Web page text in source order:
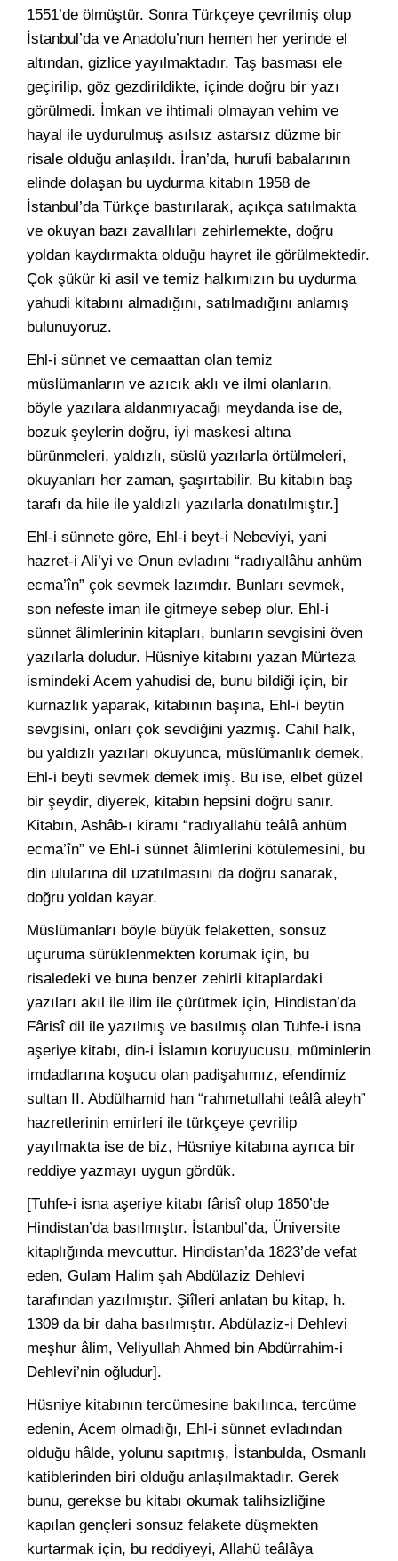
1551’de ölmüştür. Sonra Türkçeye çevrilmiş olup
İstanbul’da ve Anadolu’nun hemen her yerinde el
altından, gizlice yayılmaktadır. Taş basması ele
geçirilip, göz gezdirildikte, içinde doğru bir yazı
görülmedi. İmkan ve ihtimali olmayan vehim ve
hayal ile uydurulmuş asılsız astarsız düzme bir
risale olduğu anlaşıldı. İran’da, hurufi babalarının
elinde dolaşan bu uydurma kitabın 1958 de
İstanbul’da Türkçe bastırılarak, açıkça satılmakta
ve okuyan bazı zavallıları zehirlemekte, doğru
yoldan kaydırmakta olduğu hayret ile görülmektedir.
Çok şükür ki asil ve temiz halkımızın bu uydurma
yahudi kitabını almadığını, satılmadığını anlamış
bulunuyoruz.
Ehl-i sünnet ve cemaattan olan temiz
müslümanların ve azıcık aklı ve ilmi olanların,
böyle yazılara aldanmıyacağı meydanda ise de,
bozuk şeylerin doğru, iyi maskesi altına
bürünmeleri, yaldızlı, süslü yazılarla örtülmeleri,
okuyanları her zaman, şaşırtabilir. Bu kitabın baş
tarafı da hile ile yaldızlı yazılarla donatılmıştır.]
Ehl-i sünnete göre, Ehl-i beyt-i Nebeviyi, yani
hazret-i Ali’yi ve Onun evladını “radıyallâhu anhüm
ecma’în” çok sevmek lazımdır. Bunları sevmek,
son nefeste iman ile gitmeye sebep olur. Ehl-i
sünnet âlimlerinin kitapları, bunların sevgisini öven
yazılarla doludur. Hüsniye kitabını yazan Mürteza
ismindeki Acem yahudisi de, bunu bildiği için, bir
kurnazlık yaparak, kitabının başına, Ehl-i beytin
sevgisini, onları çok sevdiğini yazmış. Cahil halk,
bu yaldızlı yazıları okuyunca, müslümanlık demek,
Ehl-i beyti sevmek demek imiş. Bu ise, elbet güzel
bir şeydir, diyerek, kitabın hepsini doğru sanır.
Kitabın, Ashâb-ı kiramı “radıyallahü teâlâ anhüm
ecma’în” ve Ehl-i sünnet âlimlerini kötülemesini, bu
din ulularına dil uzatılmasını da doğru sanarak,
doğru yoldan kayar.
Müslümanları böyle büyük felaketten, sonsuz
uçuruma sürüklenmekten korumak için, bu
risaledeki ve buna benzer zehirli kitaplardaki
yazıları akıl ile ilim ile çürütmek için, Hindistan’da
Fârisî dil ile yazılmış ve basılmış olan Tuhfe-i isna
aşeriye kitabı, din-i İslamın koruyucusu, müminlerin
imdadlarına koşucu olan padişahımız, efendimiz
sultan II. Abdülhamid han “rahmetullahi teâlâ aleyh”
hazretlerinin emirleri ile türkçeye çevrilip
yayılmakta ise de biz, Hüsniye kitabına ayrıca bir
reddiye yazmayı uygun gördük.
[Tuhfe-i isna aşeriye kitabı fârisî olup 1850’de
Hindistan’da basılmıştır. İstanbul’da, Üniversite
kitaplığında mevcuttur. Hindistan’da 1823’de vefat
eden, Gulam Halim şah Abdülaziz Dehlevi
tarafından yazılmıştır. Şiîleri anlatan bu kitap, h.
1309 da bir daha basılmıştır. Abdülaziz-i Dehlevi
meşhur âlim, Veliyullah Ahmed bin Abdürrahim-i
Dehlevi’nin oğludur].
Hüsniye kitabının tercümesine bakılınca, tercüme
edenin, Acem olmadığı, Ehl-i sünnet evladından
olduğu hâlde, yolunu sapıtmış, İstanbulda, Osmanlı
katiblerinden biri olduğu anlaşılmaktadır. Gerek
bunu, gerekse bu kitabı okumak talihsizliğine
kapılan gençleri sonsuz felakete düşmekten
kurtarmak için, bu reddiyeyi, Allahü teâlâya